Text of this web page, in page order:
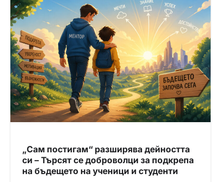
„Сам постигам“ разширява дейността
си – Търсят се доброволци за подкрепа
на бъдещето на ученици и студенти